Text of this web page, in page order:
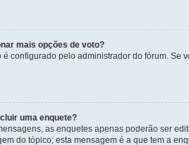
mais opções de voto?
é configurado pelo administrador do fórum.
uma enquete?
as enquetes apenas poderão ser
do tópico; esta mensagem é a que tem a